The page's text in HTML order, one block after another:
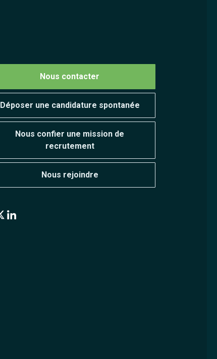
Nous contacter
Déposer une candidature spontanée
Nous confier une mission de
recrutement
Nous rejoindre